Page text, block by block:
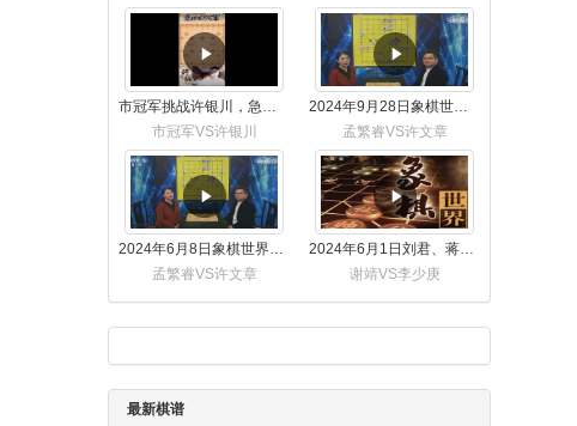
市冠军挑战许银川，急进中兵变化真激烈！
市冠军VS许银川
2024年9月28日象棋世界栏目，刘君、蒋川讲解了第九届杨官璘杯象棋公开赛孟繁睿与许文章的对局
孟繁睿VS许文章
2024年6月8日象棋世界，刘君、蒋川讲解了第九届杨官璘杯全国象棋公开赛孟繁睿与许文章的对局
孟繁睿VS许文章
2024年6月1日刘君、蒋川讲解第三届上海杯象棋大师赛谢靖与李少庚的对局
谢靖VS李少庚
最新棋谱